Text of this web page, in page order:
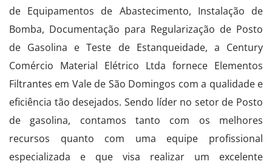
de Equipamentos de Abastecimento, Instalação de
Bomba, Documentação para Regularização de Posto
de Gasolina e Teste de Estanqueidade, a Century
Comércio Material Elétrico Ltda fornece Elementos
Filtrantes em Vale de São Domingos com a qualidade e
eficiência tão desejados. Sendo líder no setor de Posto
de gasolina, contamos tanto com os melhores
recursos quanto com uma equipe profissional
especializada e que visa realizar um excelente